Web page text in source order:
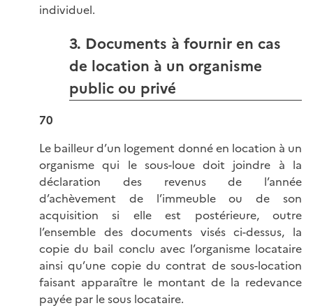
individuel.
3. Documents à fournir en cas
de location à un organisme
public ou privé
70
Le bailleur d’un logement donné en location à un
organisme qui le sous-loue doit joindre à la
déclaration des revenus de l’année
d’achèvement de l’immeuble ou de son
acquisition si elle est postérieure, outre
l’ensemble des documents visés ci-dessus, la
copie du bail conclu avec l’organisme locataire
ainsi qu’une copie du contrat de sous-location
faisant apparaître le montant de la redevance
payée par le sous locataire.